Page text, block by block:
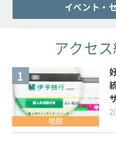
イベント・
アクセ
1
地銀